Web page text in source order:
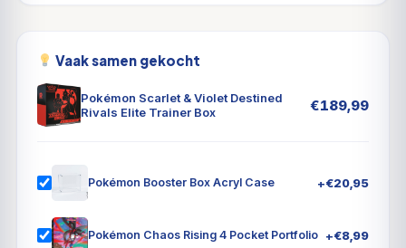
2 plastic conditiemarkers
Een verzameldoos om alles in te bewaren, met 4
verdelers om het overzichtelijk te houden
Live
Vaak samen gekocht
Pokémon Scarlet & Violet Destined
Rivals Elite Trainer Box
€189,99
Pokémon Booster Box Acryl Case +€20,95
Pokémon Chaos Rising 4 Pocket Portfolio +€8,99